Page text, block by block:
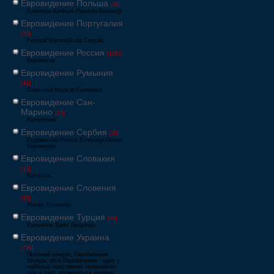
Евровидение Польша [36]
Eurowizja Konkurs Piosenki Eurowizji
Евровидение Португалия
[25]
Festival Eurovisão da Canção
Евровидение Россия [1062]
Европесня
Евровидение Румыния
[41]
Concursul Muzical Eurovision
Евровидение Сан-
Марино [23]
Eurovisione
Евровидение Сербия [39]
Еуровисион Pesma Evrovizije Песма
Евровизије
Евровидение Словакия
[13]
Eurovízia
Евровидение Словения
[26]
Pesem Evrovizije
Евровидение Турция [66]
Eurovision Şarkı Yarışması
Евровидение Украина
[796]
Пісенний конкурс Євробачення
Конкурс пісні Євробачення - одне з
найбільш популярних телевізійних
шоу в світі, проводиться щорічно,